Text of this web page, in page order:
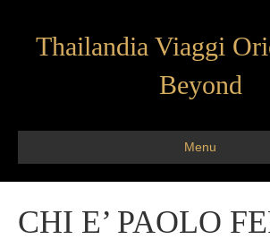
Thailandia Viaggi
Beyond
Menu
CHI E’ PAOLO